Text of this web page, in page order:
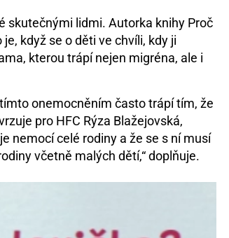
skutečnými lidmi. Autorka knihy Proč
když se o děti ve chvíli, kdy ji
kterou trápí nejen migréna, ale i
onemocněním často trápí tím, že
pro HFC Rýza Blažejovská,
nemocí celé rodiny a že se s ní musí
včetně malých dětí,“ doplňuje.